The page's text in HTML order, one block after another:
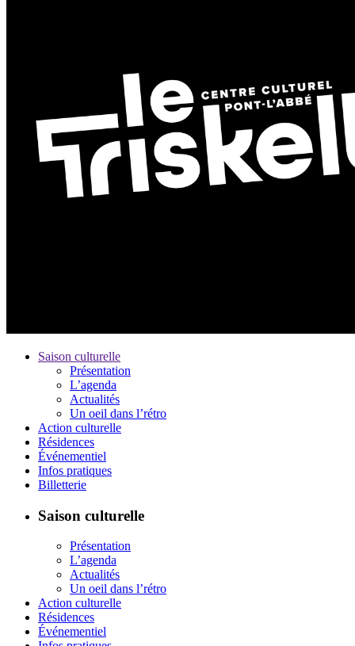
Saison culturelle
Présentation
L’agenda
Actualités
Un oeil dans l’rétro
Action culturelle
Résidences
Événementiel
Infos pratiques
Billetterie
Saison culturelle
Présentation
L’agenda
Actualités
Un oeil dans l’rétro
Action culturelle
Résidences
Événementiel